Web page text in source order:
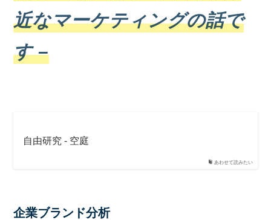
近なマーケティングの話で
す –
あわせて読みたい
自由研究 - 空庭
企業ブランド分析